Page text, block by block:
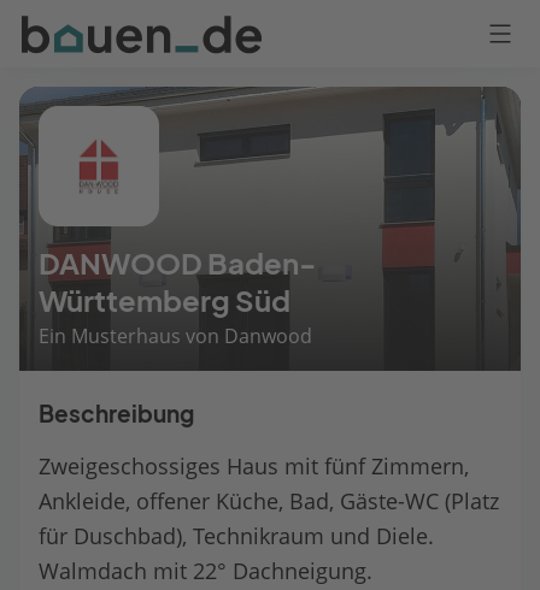
Bauen
Logo
Anmelden
DANWOOD Baden-
Württemberg Süd
Ein Musterhaus von Danwood
Beschreibung
Zweigeschossiges Haus mit fünf Zimmern,
Ankleide, offener Küche, Bad, Gäste-WC (Platz
für Duschbad), Technikraum und Diele.
Walmdach mit 22° Dachneigung.